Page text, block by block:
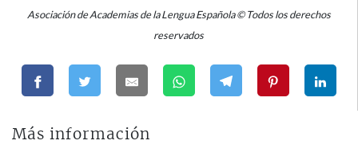
Asociación de Academias de la Lengua Española © Todos los derechos
reservados
Más información